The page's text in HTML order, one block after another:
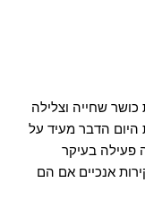
כושר שחייה וצלילה
היום הדבר מעיד על
פעילה בעיקר
אנכיים אם הם